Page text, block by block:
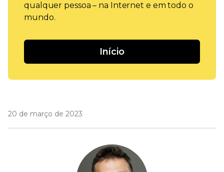
qualquer pessoa – na Internet e em todo o
mundo.
Início
20 de março de 2023